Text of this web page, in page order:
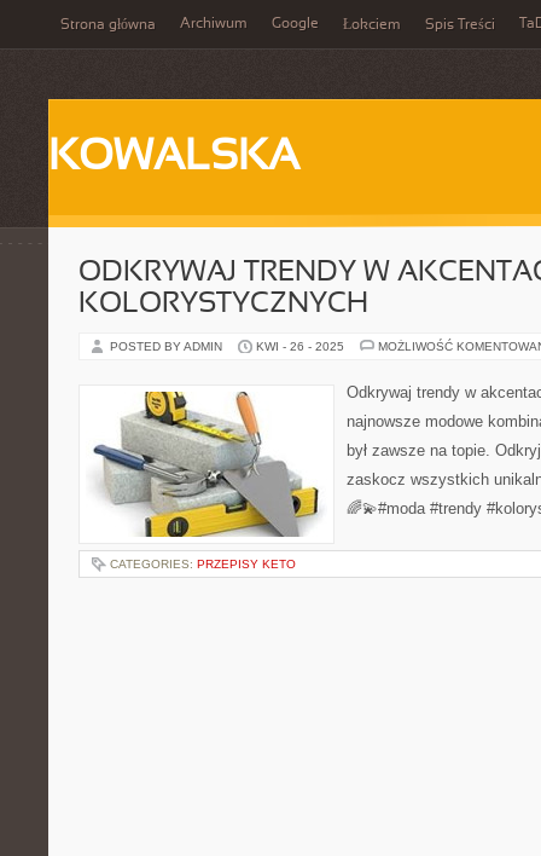
Strona główna Archiwum Google Łokciem Spis Treści
KOWALSKA
ODKRYWAJ TRENDY W
KOLORYSTYCZNYCH
POSTED BY ADMIN KWI - 26 - 2025 MOŻLIWOŚĆ
Odkrywaj trendy w
najnowsze modowe
był zawsze na topie.
zaskocz wszystkich
🌈💫#moda #trendy
CATEGORIES: PRZEPISY KETO